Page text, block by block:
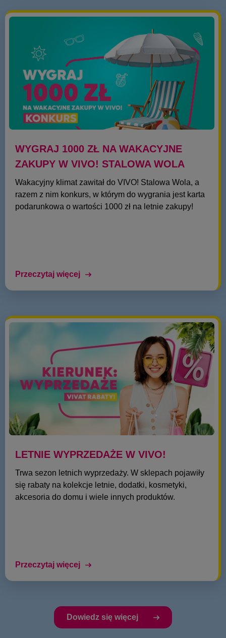
WYGRAJ 1000 ZŁ NA WAKACYJNE
ZAKUPY W VIVO! STALOWA WOLA
Wakacyjny klimat zawitał do VIVO! Stalowa Wola, a
razem z nim konkurs, w którym do wygrania jest karta
podarunkowa o wartości 1000 zł na letnie zakupy!
Przeczytaj więcej
LETNIE WYPRZEDAŻE W VIVO!
Trwa sezon letnich wyprzedaży. W sklepach pojawiły
się rabaty na kolekcje letnie, dodatki, kosmetyki,
akcesoria do domu i wiele innych produktów.
Przeczytaj więcej
Dowiedz się więcej